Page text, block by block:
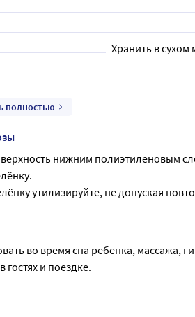
Хранить в сухом
полностью
нижним полиэтиленовым
утилизируйте, не допуская
во время сна ребенка, массажа,
гостях и поездке.